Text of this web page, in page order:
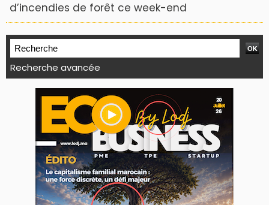
d’incendies de forêt ce week-end
Recherche avancée